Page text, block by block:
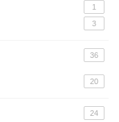
1
3
36
20
24